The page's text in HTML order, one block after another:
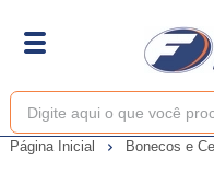
Página Inicial Bonecos e